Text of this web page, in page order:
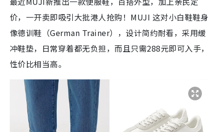
价，一开卖即吸引大批港人抢购！MUJI 这对小白鞋鞋身
像德训鞋（German Trainer），设计简约耐看，采用缓
冲鞋垫，日常穿着都无负担，而且只需288元即可入手，
性价比相当高。